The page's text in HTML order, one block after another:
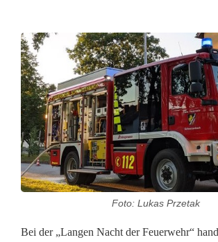
L
a
n
g
e
N
c
Foto: Lukas Przetak
Bei der „Langen Nacht der Feuerwehr“